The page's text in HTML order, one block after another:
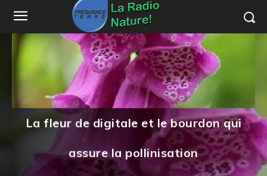
La fleur de digitale et le bourdon qui
assure la pollinisation